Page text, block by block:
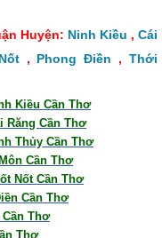
Huyện: Ninh Kiều ,Cái
, Phong Điền ,Thới
Kiều Cần Thơ
Răng Cần Thơ
Thủy Cần Thơ
Cần Thơ
Nốt Cần Thơ
Cần Thơ
Thơ
Thơ